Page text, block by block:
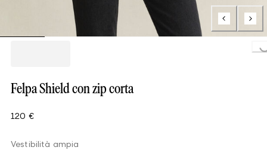
Loading...
Felpa Shield con zip corta
120 €
Vestibilità ampia